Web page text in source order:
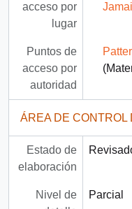
acceso por
lugar
Puntos de
acceso por
autoridad
ÁREA DE CONTROL
Estado de
elaboración
Nivel de
Parcial